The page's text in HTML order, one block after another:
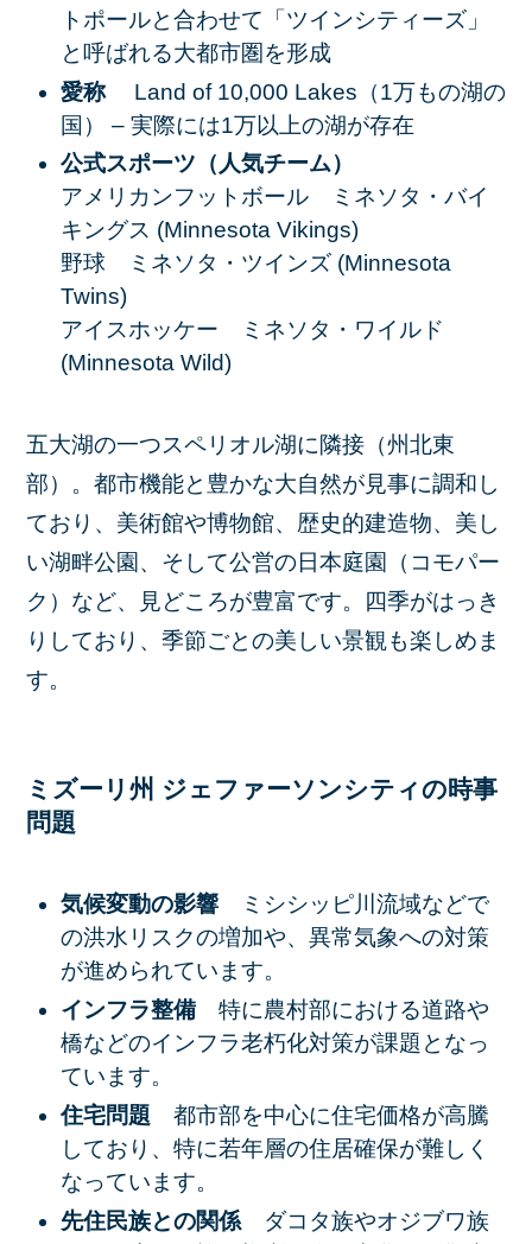
トポールと合わせて「ツインシティーズ」
と呼ばれる大都市圏を形成
愛称
Land of 10,000 Lakes（1万もの湖の
国） – 実際には1万以上の湖が存在
公式スポーツ（人気チーム）
アメリカンフットボール ミネソタ・バイ
キングス (Minnesota Vikings)
野球 ミネソタ・ツインズ (Minnesota
Twins)
アイスホッケー ミネソタ・ワイルド
(Minnesota Wild)
五大湖の一つスペリオル湖に隣接（州北東
部）。都市機能と豊かな大自然が見事に調和し
ており、美術館や博物館、歴史的建造物、美し
い湖畔公園、そして公営の日本庭園（コモパー
ク）など、見どころが豊富です。四季がはっき
りしており、季節ごとの美しい景観も楽しめま
す。
ミズーリ州 ジェファーソンシティの時事
問題
気候変動の影響
ミシシッピ川流域などで
の洪水リスクの増加や、異常気象への対策
が進められています。
インフラ整備 特に農村部における道路や
橋などのインフラ老朽化対策が課題となっ
ています。
住宅問題 都市部を中心に住宅価格が高騰
しており、特に若年層の住居確保が難しく
なっています。
先住民族との関係
ダコタ族やオジブワ族